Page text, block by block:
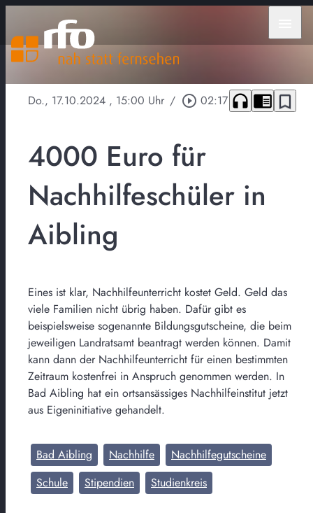
Do., 17.10.2024 , 15:00 Uhr / play_circle_outline 02:17 headphones chrome_reader_mode bookmark_border
4000 Euro für
Nachhilfeschüler in
Aibling
Eines ist klar, Nachhilfeunterricht kostet Geld. Geld das
viele Familien nicht übrig haben. Dafür gibt es
beispielsweise sogenannte Bildungsgutscheine, die beim
jeweiligen Landratsamt beantragt werden können. Damit
kann dann der Nachhilfeunterricht für einen bestimmten
Zeitraum kostenfrei in Anspruch genommen werden. In
Bad Aibling hat ein ortsansässiges Nachhilfeinstitut jetzt
aus Eigeninitiative gehandelt.
Bad Aibling Nachhilfe
Nachhilfegutscheine
Schule
Stipendien Studienkreis